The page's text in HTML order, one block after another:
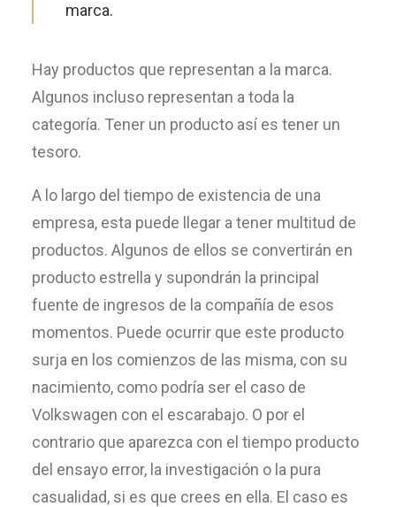
marca.
Hay productos que representan a la marca.
Algunos incluso representan a toda la
categoría. Tener un producto así es tener un
tesoro.
A lo largo del tiempo de existencia de una
empresa, esta puede llegar a tener multitud de
productos. Algunos de ellos se convertirán en
producto estrella y supondrán la principal
fuente de ingresos de la compañía de esos
momentos. Puede ocurrir que este producto
surja en los comienzos de las misma, con su
nacimiento, como podría ser el caso de
Volkswagen con el escarabajo. O por el
contrario que aparezca con el tiempo producto
del ensayo error, la investigación o la pura
casualidad, si es que crees en ella. El caso es